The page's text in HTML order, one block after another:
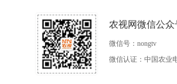
农视网微信公众
微信号：nongtv
微信认证：中国农业